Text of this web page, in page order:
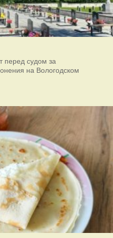
перед судом за
на Вологодском